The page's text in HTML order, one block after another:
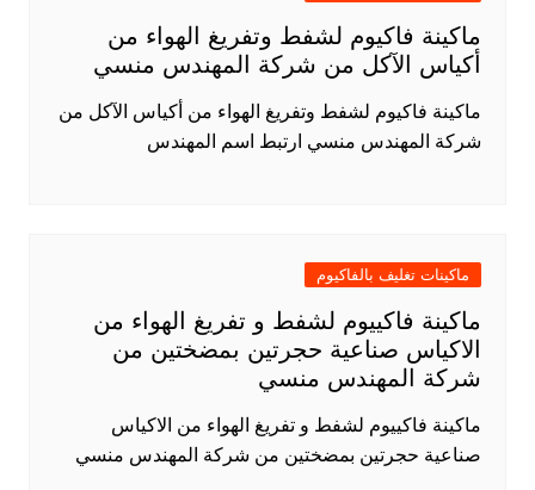
ماكينة فاكيوم لشفط وتفريغ الهواء من
أكياس الآكل من شركة المهندس منسي
ماكينة فاكيوم لشفط وتفريغ الهواء من أكياس الآكل من
شركة المهندس منسي ارتبط اسم المهندس
ماكينات تغليف بالفاكيوم
ماكينة فاكييوم لشفط و تفريغ الهواء من
الاكياس صناعية حجرتين بمضختين من
شركة المهندس منسي
ماكينة فاكييوم لشفط و تفريغ الهواء من الاكياس
صناعية حجرتين بمضختين من شركة المهندس منسي